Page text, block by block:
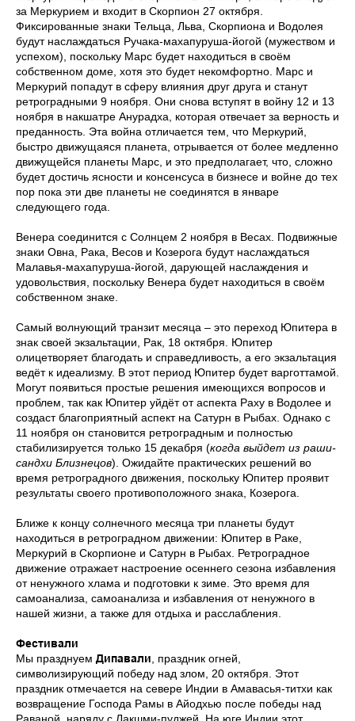
за Меркурием и входит в Скорпион 27 октября.
Фиксированные знаки Тельца, Льва, Скорпиона и Водолея
будут наслаждаться Ручака-махапуруша-йогой (мужеством и
успехом), поскольку Марс будет находиться в своём
собственном доме, хотя это будет некомфортно. Марс и
Меркурий попадут в сферу влияния друг друга и станут
ретроградными 9 ноября. Они снова вступят в войну 12 и 13
ноября в накшатре Анурадха, которая отвечает за верность и
преданность. Эта война отличается тем, что Меркурий,
быстро движущаяся планета, отрывается от более медленно
движущейся планеты Марс, и это предполагает, что, сложно
будет достичь ясности и консенсуса в бизнесе и войне до тех
пор пока эти две планеты не соединятся в январе
следующего года.
Венера соединится с Солнцем 2 ноября в Весах. Подвижные
знаки Овна, Рака, Весов и Козерога будут наслаждаться
Малавья-махапуруша-йогой, дарующей наслаждения и
удовольствия, поскольку Венера будет находиться в своём
собственном знаке.
Самый волнующий транзит месяца – это переход Юпитера в
знак своей экзальтации, Рак, 18 октября. Юпитер
олицетворяет благодать и справедливость, а его экзальтация
ведёт к идеализму. В этот период Юпитер будет варготтамой.
Могут появиться простые решения имеющихся вопросов и
проблем, так как Юпитер уйдёт от аспекта Раху в Водолее и
создаст благоприятный аспект на Сатурн в Рыбах. Однако с
11 ноября он становится ретроградным и полностью
стабилизируется только 15 декабря (когда выйдет из раши-
сандхи Близнецов). Ожидайте практических решений во
время ретроградного движения, поскольку Юпитер проявит
результаты своего противоположного знака, Козерога.
Ближе к концу солнечного месяца три планеты будут
находиться в ретроградном движении: Юпитер в Раке,
Меркурий в Скорпионе и Сатурн в Рыбах. Ретроградное
движение отражает настроение осеннего сезона избавления
от ненужного хлама и подготовки к зиме. Это время для
самоанализа, самоанализа и избавления от ненужного в
нашей жизни, а также для отдыха и расслабления.
Фестивали
Мы празднуем Дипавали , праздник огней,
символизирующий победу над злом, 20 октября. Этот
праздник отмечается на севере Индии в Амавасья-титхи как
возвращение Господа Рамы в Айодхью после победы над